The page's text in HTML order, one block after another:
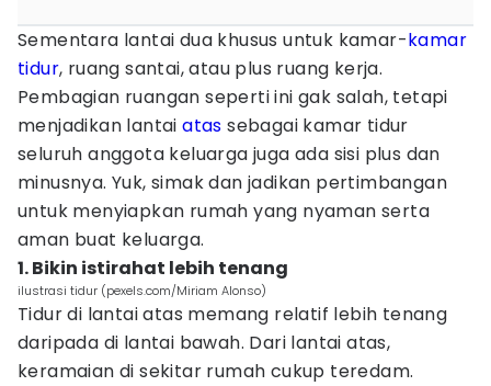
Sementara lantai dua khusus untuk kamar-kamar
tidur, ruang santai, atau plus ruang kerja.
Pembagian ruangan seperti ini gak salah, tetapi
menjadikan lantaiatas sebagai kamar tidur
seluruh anggota keluarga juga ada sisi plus dan
minusnya. Yuk, simak dan jadikan pertimbangan
untuk menyiapkan rumah yang nyaman serta
aman buat keluarga.
1. Bikin istirahat lebih tenang
ilustrasi tidur (pexels.com/Miriam Alonso)
Tidur di lantai atas memang relatif lebih tenang
daripada di lantai bawah. Dari lantai atas,
keramaian di sekitar rumah cukup teredam.